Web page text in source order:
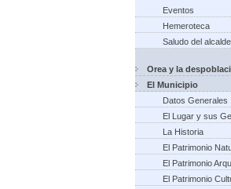
Eventos
Hemeroteca
Saludo del alcalde
Orea y la
El Municipio
Datos Generales
El Lugar y sus
La Historia
El Patrimonio
El Patrimonio
El Patrimonio